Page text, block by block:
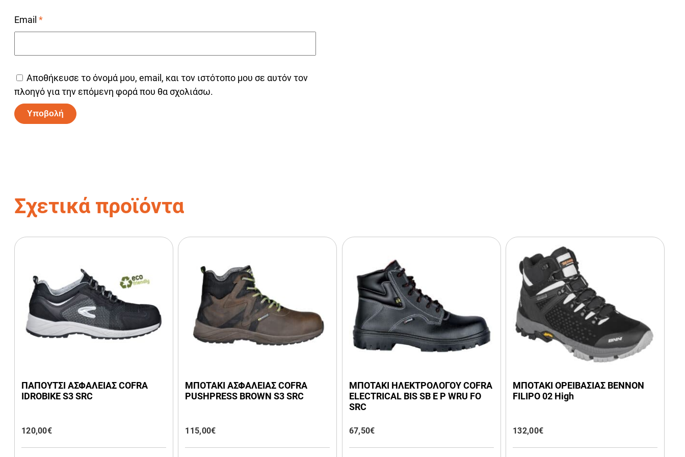
Email *
Αποθήκευσε το όνομά μου, email, και τον ιστότοπο μου σε αυτόν τον
πλοηγό για την επόμενη φορά που θα σχολιάσω.
Σχετικά προϊόντα
ΠΑΠΟΥΤΣΙ ΑΣΦΑΛΕΙΑΣ COFRA
IDROBIKE S3 SRC
120,00€
ΜΠΟΤΑΚΙ ΑΣΦΑΛΕΙΑΣ COFRA
PUSHPRESS BROWN S3 SRC
115,00€
ΜΠΟΤΑΚΙ ΗΛΕΚΤΡΟΛΟΓΟΥ COFRA
ELECTRICAL BIS SB E P WRU FO
SRC
67,50€
ΜΠΟΤΑΚΙ ΟΡΕΙΒΑΣΙΑΣ BENNON
FILIPΟ 02 High
132,00€